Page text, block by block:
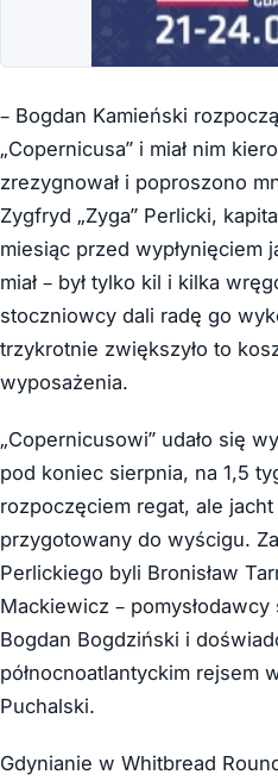
– Bogdan Kamieński
„Copernicusa” i miał nim
zrezygnował i poproszono
Zygfryd „Zyga” Perlicki,
miesiąc przed wypłynięciem
miał – był tylko kil i kilka
stoczniowcy dali radę go
trzykrotnie zwiększyło to
wyposażenia.
„Copernicusowi” udało się
pod koniec sierpnia, na 1,5
rozpoczęciem regat, ale jacht
przygotowany do wyścigu.
Perlickiego byli Bronisław
Mackiewicz –
Bogdan Bogdziński i
północnoatlantyckim rejsem
Puchalski.
Gdynianie w Whitbread